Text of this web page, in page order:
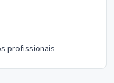
profissionais